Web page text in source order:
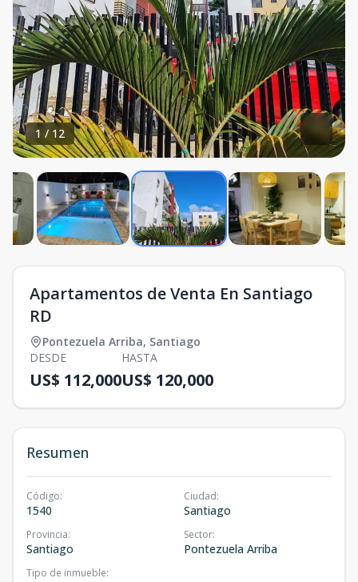
1 / 12
Apartamentos de Venta En Santiago
RD
Pontezuela Arriba, Santiago
DESDE
US$ 112,000
HASTA
US$ 120,000
Resumen
Código:
1540
Ciudad:
Santiago
Provincia:
Santiago
Sector:
Pontezuela Arriba
Tipo de inmueble: